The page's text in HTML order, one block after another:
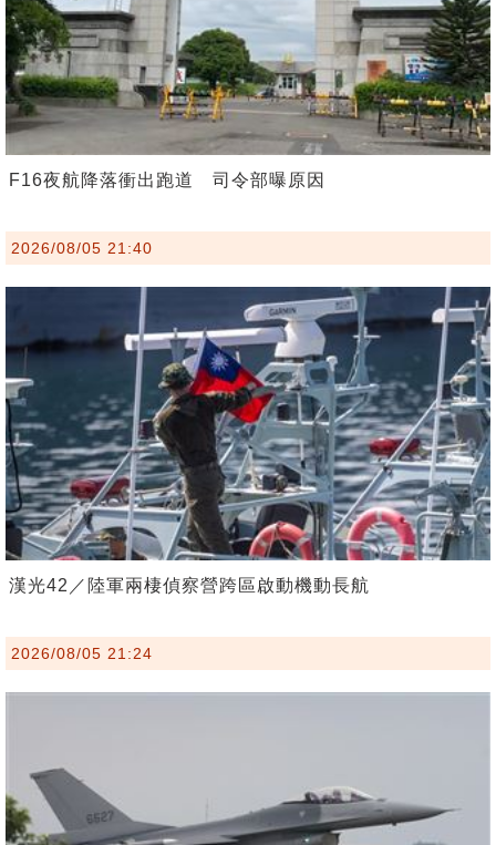
F16夜航降落衝出跑道 司令部曝原因
2026/08/05 21:40
漢光42／陸軍兩棲偵察營跨區啟動機動長航
2026/08/05 21:24